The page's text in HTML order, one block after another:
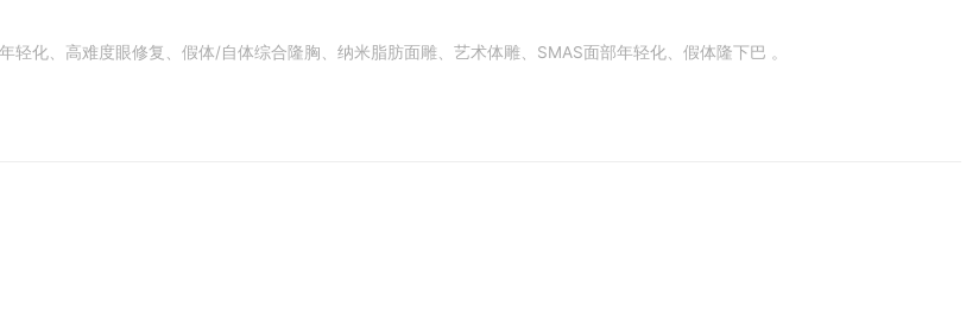
化、高难度眼修复、假体/自体综合隆胸、纳米脂肪面雕、艺术体雕、SMAS面部年轻化、假体隆下巴 。